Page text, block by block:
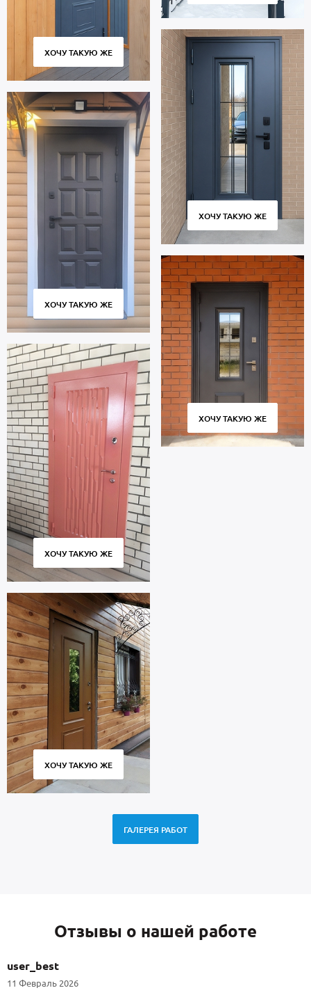
ХОЧУ ТАКУЮ ЖЕ
ХОЧУ ТАКУЮ ЖЕ
ХОЧУ ТАКУЮ ЖЕ
ХОЧУ ТАКУЮ ЖЕ
ХОЧУ ТАКУЮ ЖЕ
ХОЧУ ТАКУЮ ЖЕ
ГАЛЕРЕЯ РАБОТ
Отзывы о нашей работе
user_best
11 Февраль 2026